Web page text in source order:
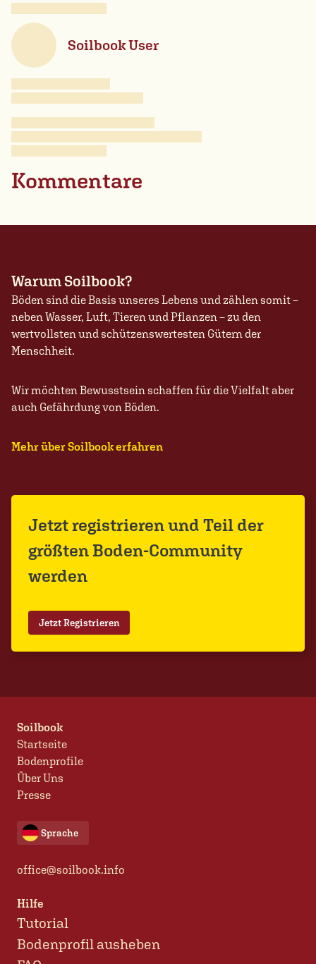
Soilbook User
Kommentare
Warum Soilbook?
Böden sind die Basis unseres Lebens und zählen somit –
neben Wasser, Luft, Tieren und Pflanzen – zu den
wertvollsten und schützenswertesten Gütern der
Menschheit.
Wir möchten Bewusstsein schaffen für die Vielfalt aber
auch Gefährdung von Böden.
Mehr über Soilbook erfahren
Jetzt registrieren und Teil der
größten Boden-Community
werden
Jetzt Registrieren
Soilbook
Startseite
Bodenprofile
Über Uns
Presse
Sprache
office@soilbook.info
Hilfe
Tutorial
Bodenprofil ausheben